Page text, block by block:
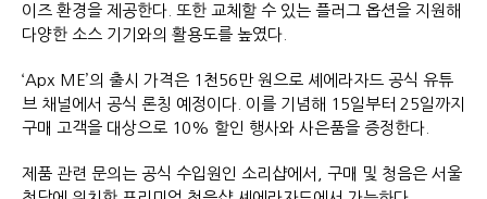
이즈 환경을 제공한다. 또한 교체할 수 있는 플러그 옵션을 지원해
다양한 소스 기기와의 활용도를 높였다.
‘Apx ME’의 출시 가격은 1천56만 원으로 셰에라자드 공식 유튜
브 채널에서 공식 론칭 예정이다. 이를 기념해 15일부터 25일까지
구매 고객을 대상으로 10% 할인 행사와 사은품을 증정한다.
제품 관련 문의는 공식 수입원인 소리샵에서, 구매 및 청음은 서울